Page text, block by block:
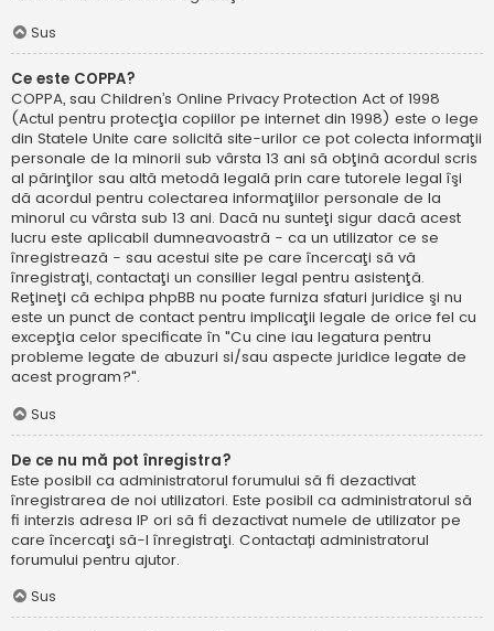
Sus
Ce este COPPA?
COPPA, sau Children’s Online Privacy Protection Act of 1998
(Actul pentru protecţia copiilor pe internet din 1998) este o lege
din Statele Unite care solicită site-urilor ce pot colecta informaţii
personale de la minorii sub vârsta 13 ani să obţină acordul scris
al părinţilor sau altă metodă legală prin care tutorele legal îşi
dă acordul pentru colectarea informaţiilor personale de la
minorul cu vârsta sub 13 ani. Dacă nu sunteţi sigur dacă acest
lucru este aplicabil dumneavoastră - ca un utilizator ce se
înregistrează - sau acestui site pe care încercaţi să vă
înregistraţi, contactaţi un consilier legal pentru asistenţă.
Reţineţi că echipa phpBB nu poate furniza sfaturi juridice şi nu
este un punct de contact pentru implicaţii legale de orice fel cu
excepţia celor specificate în "Cu cine iau legatura pentru
probleme legate de abuzuri si/sau aspecte juridice legate de
acest program?".
Sus
De ce nu mă pot înregistra?
Este posibil ca administratorul forumului să fi dezactivat
înregistrarea de noi utilizatori. Este posibil ca administratorul să
fi interzis adresa IP ori să fi dezactivat numele de utilizator pe
care încercaţi să-l înregistraţi. Contactați administratorul
forumului pentru ajutor.
Sus